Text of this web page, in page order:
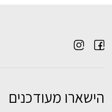
הישארו מעודכנים